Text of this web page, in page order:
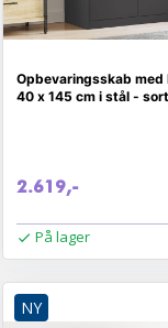
Opbevaringsskab med
40 x 145 cm i stål - sort
2.619,-
På lager
NY